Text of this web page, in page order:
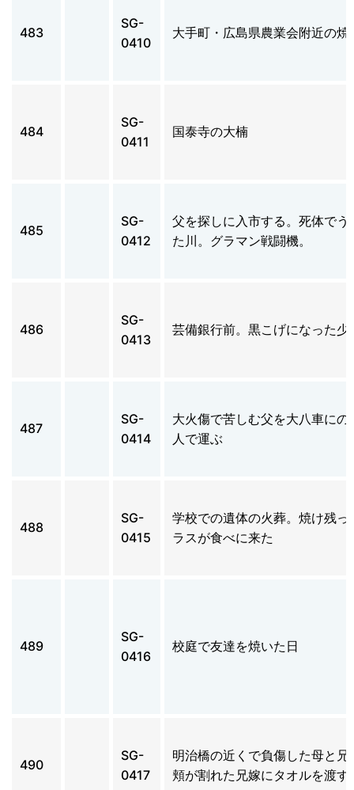
483
SG-
0410
大手町・広島県農業会附近の焼
484
SG-
0411
国泰寺の大楠
485
SG-
0412
父を探しに入市する。死体でう
た川。グラマン戦闘機。
486
SG-
0413
芸備銀行前。黒こげになった少
487
SG-
0414
大火傷で苦しむ父を大八車にの
人で運ぶ
488
SG-
0415
学校での遺体の火葬。焼け残っ
ラスが食べに来た
489
SG-
0416
校庭で友達を焼いた日
490
SG-
0417
明治橋の近くで負傷した母と兄
頬が割れた兄嫁にタオルを渡す